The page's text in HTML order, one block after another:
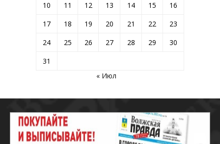
10
11 12 13 14 15
16
17
18 19 20 21 22
23
24
25 26 27 28 29
30
31
« Июл